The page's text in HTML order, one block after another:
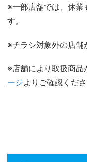
※一部店舗では、休業
す。
※チラシ対象外の店舗
※店舗により取扱商品
ージよりご確認くださ